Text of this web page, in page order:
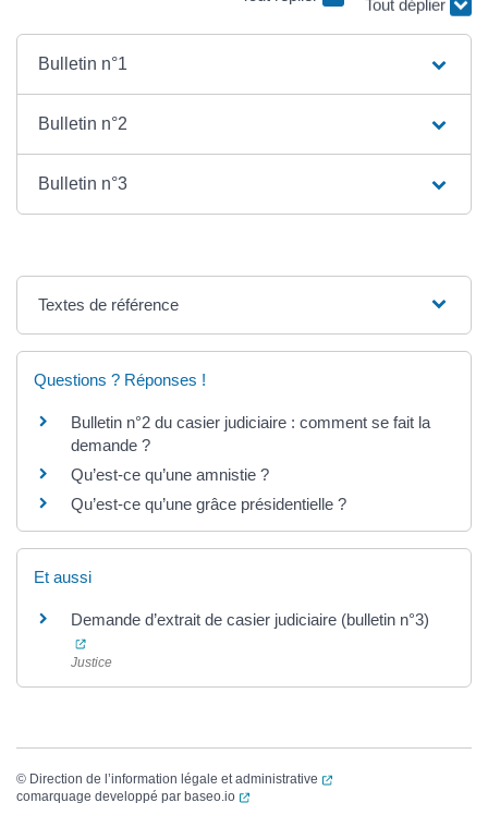
Bulletin n°1
Bulletin n°2
Bulletin n°3
Textes de référence
Questions ? Réponses !
Bulletin n°2 du casier judiciaire : comment se fait la
demande ?
Qu’est-ce qu’une amnistie ?
Qu’est-ce qu’une grâce présidentielle ?
Et aussi
Demande d’extrait de casier judiciaire (bulletin n°3)
(ouverture dans un nouvel onglet)
Justice
© Direction de l’information légale et administrative
(ouverture dans un
comarquage developpé par baseo.io (ouverture dans un nouvel onglet)